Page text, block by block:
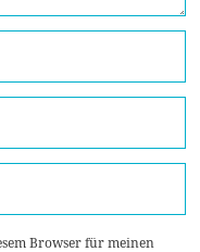
Browser für meinen